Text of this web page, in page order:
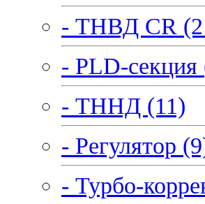
- ТНВД CR
- PLD-секция
- ТННД (11)
- Регулятор
- Турбо-